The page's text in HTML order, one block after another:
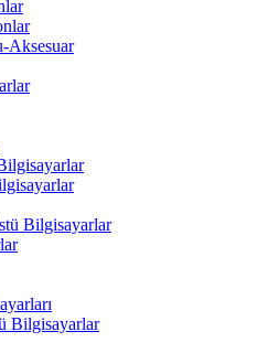
Aksesuar
Bilgisayarlar
Bilgisayarlar